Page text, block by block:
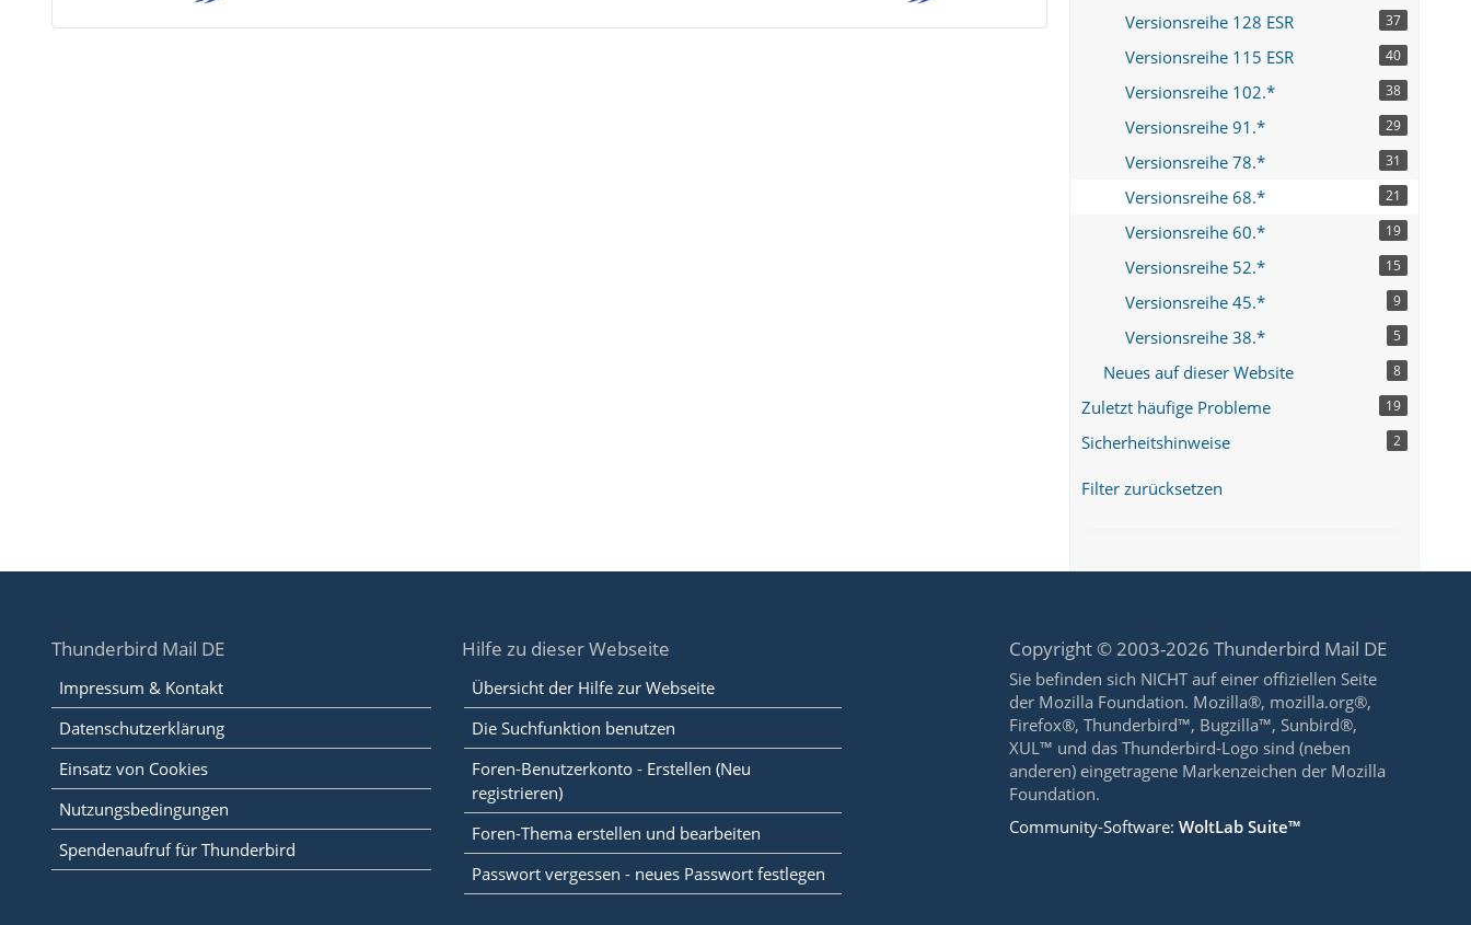
Versionsreihe 128 ESR 37
Versionsreihe 115 ESR 40
Versionsreihe 102.* 38
Versionsreihe 91.* 29
Versionsreihe 78.* 31
Versionsreihe 68.* 21
Versionsreihe 60.* 19
Versionsreihe 52.* 15
Versionsreihe 45.* 9
Versionsreihe 38.* 5
Neues auf dieser Website 8
Zuletzt häufige Probleme 19
Sicherheitshinweise 2
Filter zurücksetzen
Thunderbird Mail DE
Impressum & Kontakt
Datenschutzerklärung
Einsatz von Cookies
Nutzungsbedingungen
Spendenaufruf für Thunderbird
Hilfe zu dieser Webseite
Übersicht der Hilfe zur Webseite
Die Suchfunktion benutzen
Foren-Benutzerkonto - Erstellen (Neu
registrieren)
Foren-Thema erstellen und bearbeiten
Passwort vergessen - neues Passwort festlegen
Copyright © 2003-2026 Thunderbird Mail DE
Sie befinden sich NICHT auf einer offiziellen Seite
der Mozilla Foundation. Mozilla®, mozilla.org®,
Firefox®, Thunderbird™, Bugzilla™, Sunbird®,
XUL™ und das Thunderbird-Logo sind (neben
anderen) eingetragene Markenzeichen der Mozilla
Foundation.
Community-Software:WoltLab Suite™